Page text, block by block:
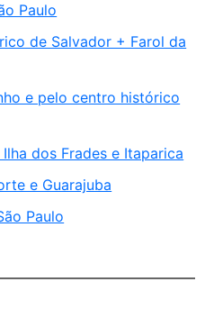
Paulo
de Salvador + Farol da
e pelo centro histórico
dos Frades e Itaparica
e Guarajuba
Paulo